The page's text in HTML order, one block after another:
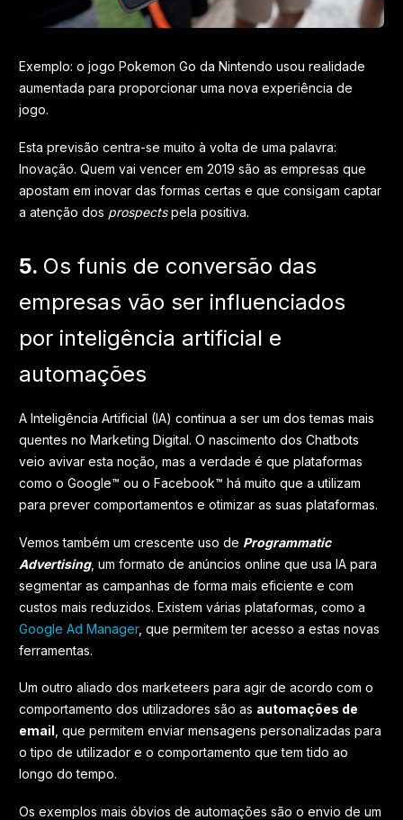
Exemplo: o jogo Pokemon Go da Nintendo usou realidade
aumentada para proporcionar uma nova experiência de
jogo.
Esta previsão centra-se muito à volta de uma palavra:
Inovação. Quem vai vencer em 2019 são as empresas que
apostam em inovar das formas certas e que consigam captar
a atenção dos prospectspela positiva.
5. Os funis de conversão das
empresas vão ser influenciados
por inteligência artificial e
automações
A Inteligência Artificial (IA) continua a ser um dos temas mais
quentes no Marketing Digital. O nascimento dos Chatbots
veio avivar esta noção, mas a verdade é que plataformas
como o Google™ ou o Facebook™ há muito que a utilizam
para prever comportamentos e otimizar as suas plataformas.
Vemos também um crescente uso de Programmatic
Advertising, um formato de anúncios online que usa IA para
segmentar as campanhas de forma mais eficiente e com
custos mais reduzidos. Existem várias plataformas, como a
Google Ad Manager, que permitem ter acesso a estas novas
ferramentas.
Um outro aliado dos marketeers para agir de acordo com o
comportamento dos utilizadores são as automações de
email , que permitem enviar mensagens personalizadas para
o tipo de utilizador e o comportamento que tem tido ao
longo do tempo.
Os exemplos mais óbvios de automações são o envio de um